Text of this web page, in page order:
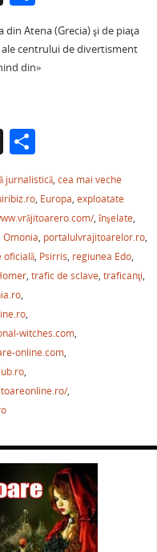
ar
ta
je
ză
Atena (Grecia) şi de piaţa
centrului de divertisment
din»
X P
ar
ta
je
a
ză
jurnalistică,cea mai veche
, Europa,exploatate
, înşelate,
Omonia, portalulvrajitoarelor.ro,
oficială, Psirris, regiunea Edo,
, trafic de sclave, traficanţi,
,
,
witches.com,
online.com,
,
,